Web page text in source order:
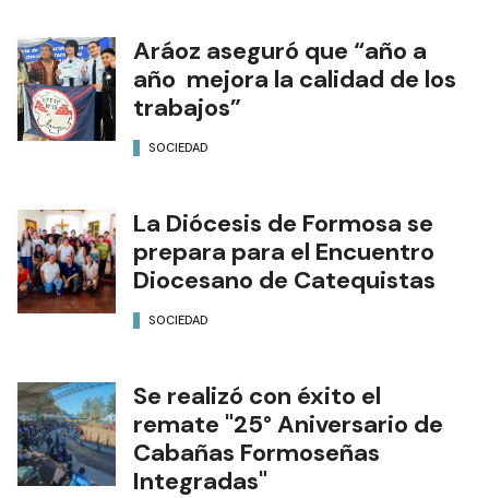
Aráoz aseguró que “año a
año mejora la calidad de los
trabajos”
SOCIEDAD
La Diócesis de Formosa se
prepara para el Encuentro
Diocesano de Catequistas
SOCIEDAD
Se realizó con éxito el
remate "25° Aniversario de
Cabañas Formoseñas
Integradas"